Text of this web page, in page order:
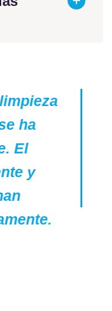
ha sido
de
de sus
nuestro
duda alguna.